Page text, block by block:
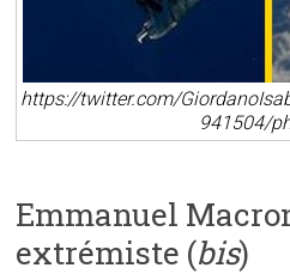
https://twitter.com/
941504/
Emmanuel
extrémiste (bis)